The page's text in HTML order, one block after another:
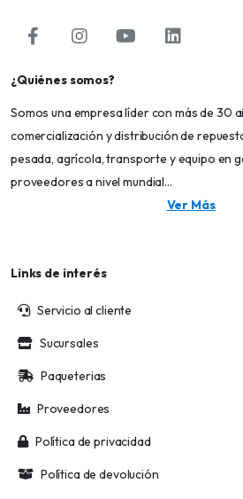
¿Quiénes somos?
Somos una empresa líder con más de 30
comercialización y distribución de
pesada, agrícola, transporte y equipo en
proveedores a nivel mundial...
Ver Más
Links de interés
Servicio al cliente
Sucursales
Paqueterias
Proveedores
Política de privacidad
Política de devolución